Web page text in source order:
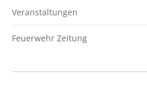
Veranstaltungen
Feuerwehr Zeitung